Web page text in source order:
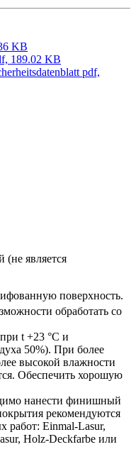
KB
189.02 KB
pdf,
(не является
поверхность.
обработать со
t +23 °C и
50%). При более
высокой влажности
Обеспечить хорошую
нанести финишный
рекомендуются
работ: Einmal-Lasur,
Holz-Deckfarbe или